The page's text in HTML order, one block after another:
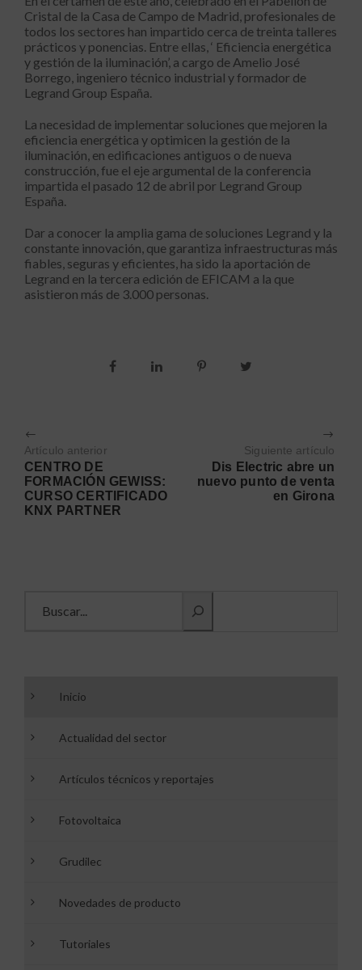
Cristal de la Casa de Campo de Madrid, profesionales de
todos los sectores han impartido cerca de treinta talleres
prácticos y ponencias. Entre ellas, ‘ Eficiencia energética
y gestión de la iluminación’, a cargo de Amelio José
Borrego, ingeniero técnico industrial y formador de
Legrand Group España.
La necesidad de implementar soluciones que mejoren la
eficiencia energética y optimicen la gestión de la
iluminación, en edificaciones antiguos o de nueva
construcción, fue el eje argumental de la conferencia
impartida el pasado 12 de abril por Legrand Group
España.
Dar a conocer la amplia gama de soluciones Legrand y la
constante innovación, que garantiza infraestructuras más
fiables, seguras y eficientes, ha sido la aportación de
Legrand en la tercera edición de EFICAM a la que
asistieron más de 3.000 personas.
Artículo anterior
CENTRO DE
FORMACIÓN GEWISS:
CURSO CERTIFICADO
KNX PARTNER
Siguiente artículo
Dis Electric abre un
nuevo punto de venta
en Girona
Inicio
Actualidad del sector
Artículos técnicos y reportajes
Fotovoltaica
Grudilec
Novedades de producto
Tutoriales